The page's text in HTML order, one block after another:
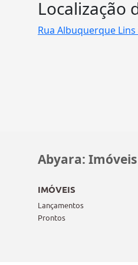
Localização
Rua Albuquerque Lins
Abyara:
IMÓVEIS
Lançamentos
Prontos